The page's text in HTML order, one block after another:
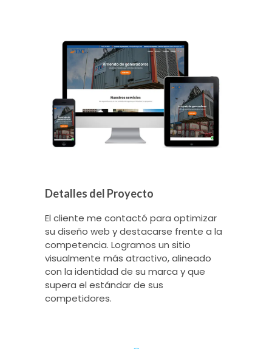
Detalles del Proyecto
El cliente me contactó para optimizar
su diseño web y destacarse frente a la
competencia. Logramos un sitio
visualmente más atractivo, alineado
con la identidad de su marca y que
supera el estándar de sus
competidores.